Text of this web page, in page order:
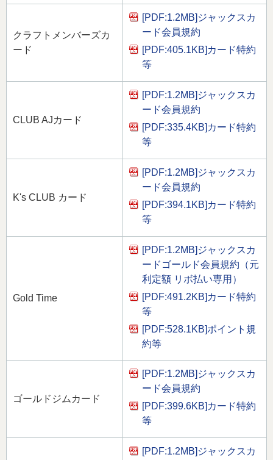
クラフトメンバーズカ
ード
[PDF:1.2MB] ジャックスカ
ード会員規約
[PDF:405.1KB] カード特約
等
CLUB AJカード
[PDF:1.2MB] ジャックスカ
ード会員規約
[PDF:335.4KB] カード特約
等
K's CLUB カード
[PDF:1.2MB] ジャックスカ
ード会員規約
[PDF:394.1KB] カード特約
等
Gold Time
[PDF:1.2MB] ジャックスカ
ードゴールド会員規約（元
利定額 リボ払い専用）
[PDF:491.2KB] カード特約
等
[PDF:528.1KB]ポイント規
約等
ゴールドジムカード
[PDF:1.2MB] ジャックスカ
ード会員規約
[PDF:399.6KB] カード特約
等
[PDF:1.2MB] ジャックスカ